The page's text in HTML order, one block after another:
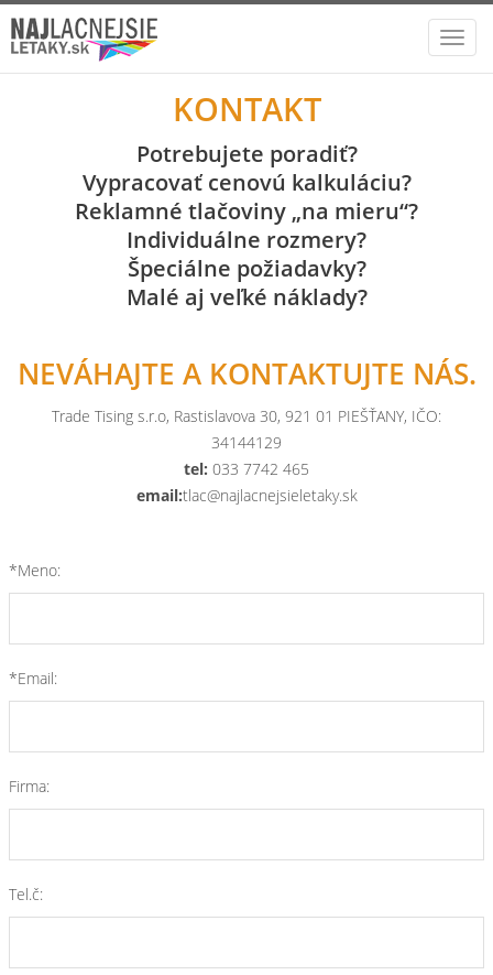
KONTAKT
Potrebujete poradiť?
Vypracovať cenovú kalkuláciu?
Reklamné tlačoviny „na mieru“?
Individuálne rozmery?
Špeciálne požiadavky?
Malé aj veľké náklady?
NEVÁHAJTE A KONTAKTUJTE NÁS.
Trade Tising s.r.o, Rastislavova 30, 921 01 PIEŠŤANY, IČO:
34144129
tel: 033 7742 465
email:tlac@najlacnejsieletaky.sk
*Meno:
*Email:
Firma:
Tel.č: